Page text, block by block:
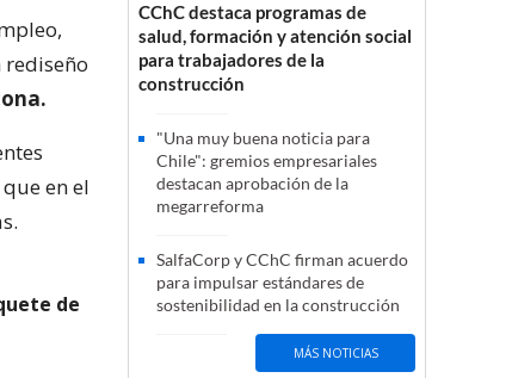
en el
de
CChC destaca programas de
salud, formación y atención social
para trabajadores de la
construcción
"Una muy buena noticia para
Chile": gremios empresariales
destacan aprobación de la
megarreforma
SalfaCorp y CChC firman acuerdo
para impulsar estándares de
sostenibilidad en la construcción
MÁS NOTICIAS